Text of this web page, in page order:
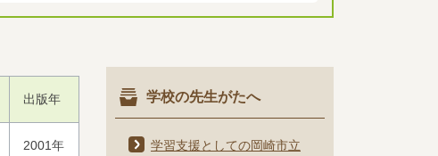
出版年
2001年
学校の先生がたへ
学習支援としての岡崎市立